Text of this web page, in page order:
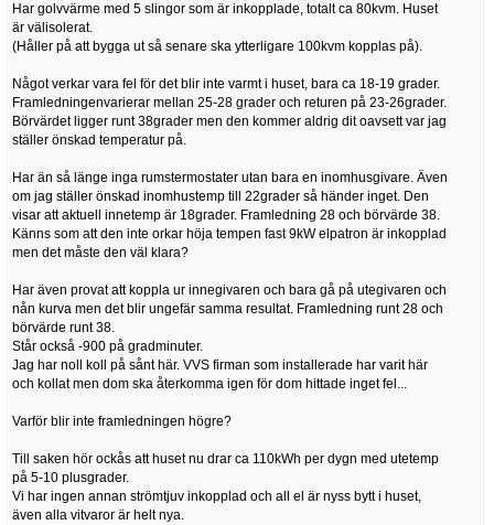
Har golvvärme med 5 slingor som är inkopplade, totalt ca 80kvm. Huset
är välisolerat.
(Håller på att bygga ut så senare ska ytterligare 100kvm kopplas på).
Något verkar vara fel för det blir inte varmt i huset, bara ca 18-19 grader.
Framledningenvarierar mellan 25-28 grader och returen på 23-26grader.
Börvärdet ligger runt 38grader men den kommer aldrig dit oavsett var jag
ställer önskad temperatur på.
Har än så länge inga rumstermostater utan bara en inomhusgivare. Även
om jag ställer önskad inomhustemp till 22grader så händer inget. Den
visar att aktuell innetemp är 18grader. Framledning 28 och börvärde 38.
Känns som att den inte orkar höja tempen fast 9kW elpatron är inkopplad
men det måste den väl klara?
Har även provat att koppla ur innegivaren och bara gå på utegivaren och
nån kurva men det blir ungefär samma resultat. Framledning runt 28 och
börvärde runt 38.
Står också -900 på gradminuter.
Jag har noll koll på sånt här. VVS firman som installerade har varit här
och kollat men dom ska återkomma igen för dom hittade inget fel...
Varför blir inte framledningen högre?
Till saken hör ockås att huset nu drar ca 110kWh per dygn med utetemp
på 5-10 plusgrader.
Vi har ingen annan strömtjuv inkopplad och all el är nyss bytt i huset,
även alla vitvaror är helt nya.